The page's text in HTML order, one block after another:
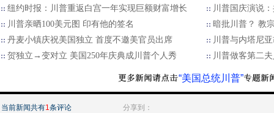
纽约时报：川普重返白宫一年实现巨额财富增长
川普国庆演说
川普亲晒100美元图 印有他的签名
暗批川普？ 教
丹麦小镇庆祝美国独立 首度不邀美官员出席
川普与内塔尼
贺独立→变对立 美国250年庆典成川普个人秀
川普做客第二
“美国总统川普”
当前新闻共有1条评论 分享到：